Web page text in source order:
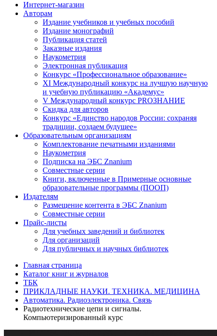
Интернет-магазин
Авторам
Издание учебников и учебных пособий
Издание монографий
Публикация статей
Заказные издания
Наукометрия
Электронная публикация
Конкурс «Профессиональное образование»
XI Международный конкурс на лучшую научную
и учебную публикацию «Академус»
V Международный конкурс PROЗНАНИЕ
Скидка для авторов
Конкурс «Единство народов России: сохраняя
традиции, создаем будущее»
Образовательным организациям
Комплектование печатными изданиями
Наукометрия
Подписка на ЭБС Znanium
Совместные серии
Книги, включенные в Примерные основные
образовательные программы (ПООП)
Издателям
Размещение контента в ЭБС Znanium
Совместные серии
Прайс-листы
Для учебных заведений и библиотек
Для организаций
Для публичных и научных библиотек
Главная страница
Каталог книг и журналов
ТБК
ПРИКЛАДНЫЕ НАУКИ. ТЕХНИКА. МЕДИЦИНА
Автоматика. Радиоэлектроника. Связь
Радиотехнические цепи и сигналы.
Компьютеризированный курс